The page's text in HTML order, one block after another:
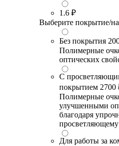
1.6 ₽
Выберите покрытие/
Без покрытия
Полимерные
оптических
С
покрытием 2700
Полимерные
улучшенными
благодаря
Для работы за